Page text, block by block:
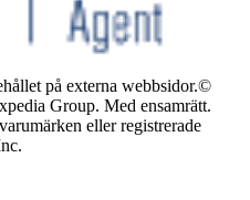
på externa webbsidor.©
Group. Med ensamrätt.
eller registrerade